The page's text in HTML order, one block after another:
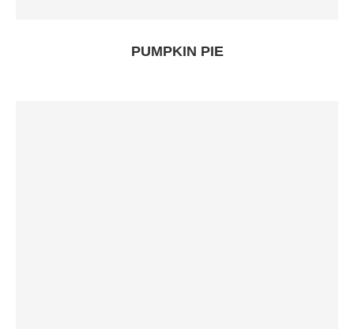
PUMPKIN PIE